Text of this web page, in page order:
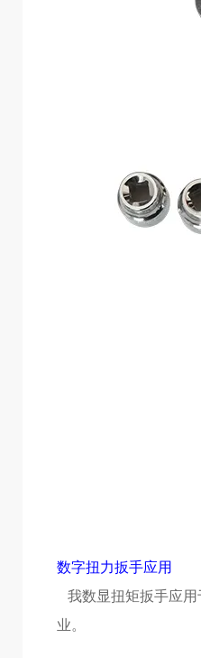
数字扭力扳手应用
我数显扭矩扳手应用
业。